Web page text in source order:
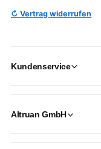
↻ Vertrag widerrufen
Kundenservice
Altruan GmbH